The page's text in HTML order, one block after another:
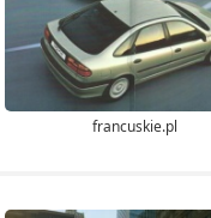
francuskie.pl